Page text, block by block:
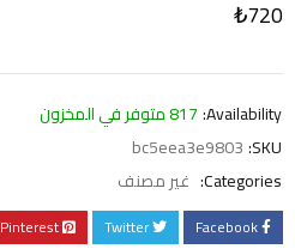
₺720
Availability: 817 متوفر في المخزون
SKU:
bc5eea3e9803
Categories: غير مصنف
Facebook
Twitter
Pinterest